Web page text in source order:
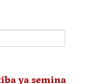
ya semina